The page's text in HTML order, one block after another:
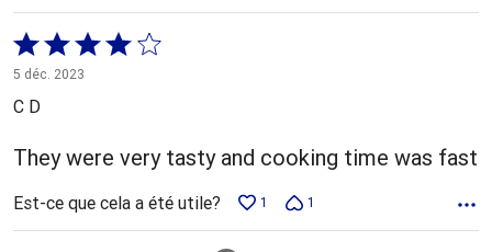
Coté
4 sur
5
5 déc. 2023
C D
They were very tasty and cooking time was fast
Est-ce que cela a été utile? 1 1